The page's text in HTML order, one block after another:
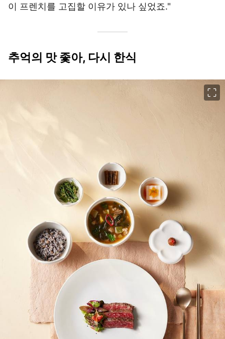
이 프렌치를 고집할 이유가 있나 싶었죠."
추억의 맛 좇아, 다시 한식